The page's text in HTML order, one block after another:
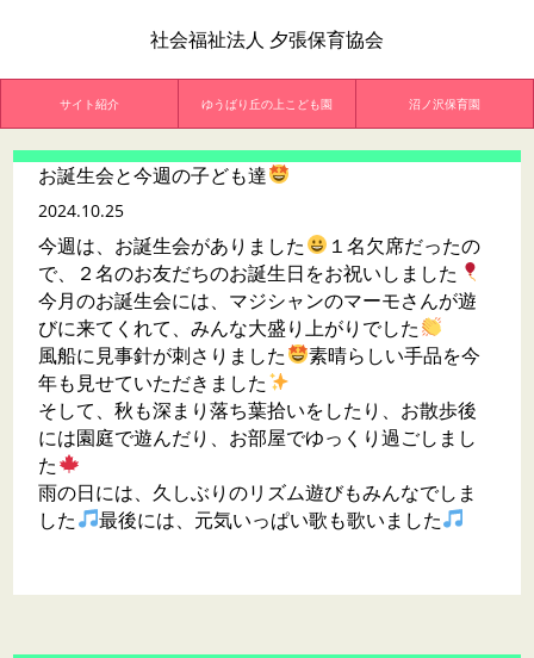
社会福祉法人 夕張保育協会
サイト紹介 ゆうばり丘の上こども園 沼ノ沢保育園
お誕生会と今週の子ども達
2024.10.25
今週は、お誕生会がありました
１名欠席だったの
で、２名のお友だちのお誕生日をお祝いしました
今月のお誕生会には、マジシャンのマーモさんが遊
びに来てくれて、みんな大盛り上がりでした
風船に見事針が刺さりました
素晴らしい手品を今
年も見せていただきました
そして、秋も深まり落ち葉拾いをしたり、お散歩後
には園庭で遊んだり、お部屋でゆっくり過ごしまし
た
雨の日には、久しぶりのリズム遊びもみんなでしま
した
最後には、元気いっぱい歌も歌いました